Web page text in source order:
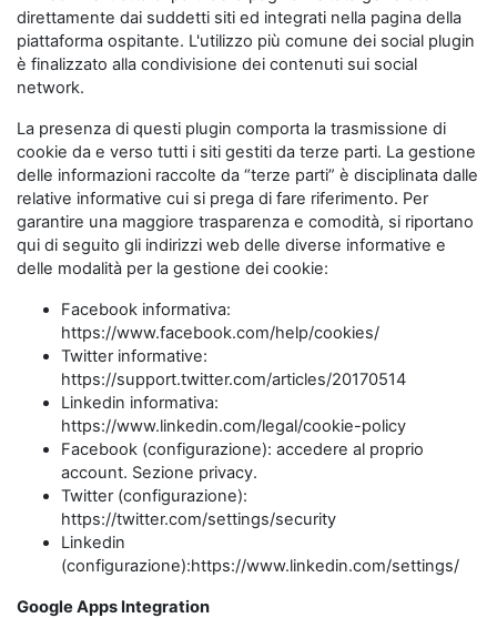
direttamente dai suddetti siti ed integrati nella pagina della
piattaforma ospitante. L'utilizzo più comune dei social plugin
è finalizzato alla condivisione dei contenuti sui social
network.
La presenza di questi plugin comporta la trasmissione di
cookie da e verso tutti i siti gestiti da terze parti. La gestione
delle informazioni raccolte da “terze parti” è disciplinata dalle
relative informative cui si prega di fare riferimento. Per
garantire una maggiore trasparenza e comodità, si riportano
qui di seguito gli indirizzi web delle diverse informative e
delle modalità per la gestione dei cookie:
Facebook informativa:
https://www.facebook.com/help/cookies/
Twitter informative:
https://support.twitter.com/articles/20170514
Linkedin informativa:
https://www.linkedin.com/legal/cookie-policy
Facebook (configurazione): accedere al proprio
account. Sezione privacy.
Twitter (configurazione):
https://twitter.com/settings/security
Linkedin
(configurazione):https://www.linkedin.com/settings/
Google Apps Integration